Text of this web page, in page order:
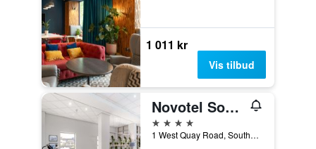
1 011 kr
Vis tilbud
Novotel Southampton
4 stjerner
1 West Quay Road, Southampton, Storbritannia